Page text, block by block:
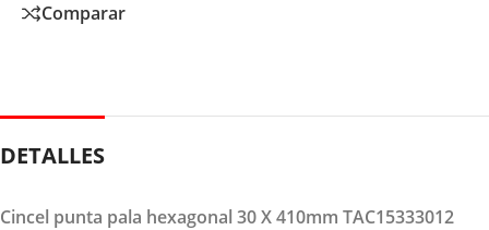
Comparar
DETALLES
Cincel punta pala hexagonal 30 X 410mm TAC15333012